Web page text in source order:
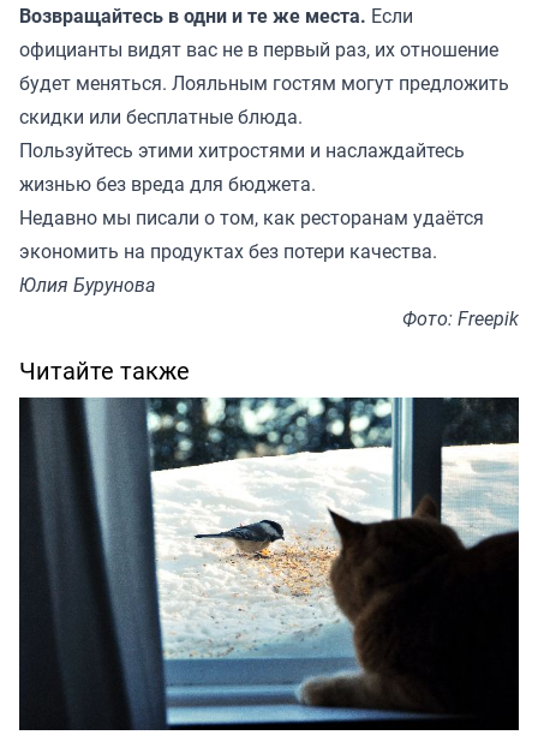
Возвращайтесь в одни и те же места. Если
официанты видят вас не в первый раз, их отношение
будет меняться. Лояльным гостям могут предложить
скидки или бесплатные блюда.
Пользуйтесь этими хитростями и наслаждайтесь
жизнью без вреда для бюджета.
Недавно мы писали о том, как ресторанам удаётся
экономить на продуктах без потери качества.
Юлия Бурунова
Фото: Freepik
Читайте также